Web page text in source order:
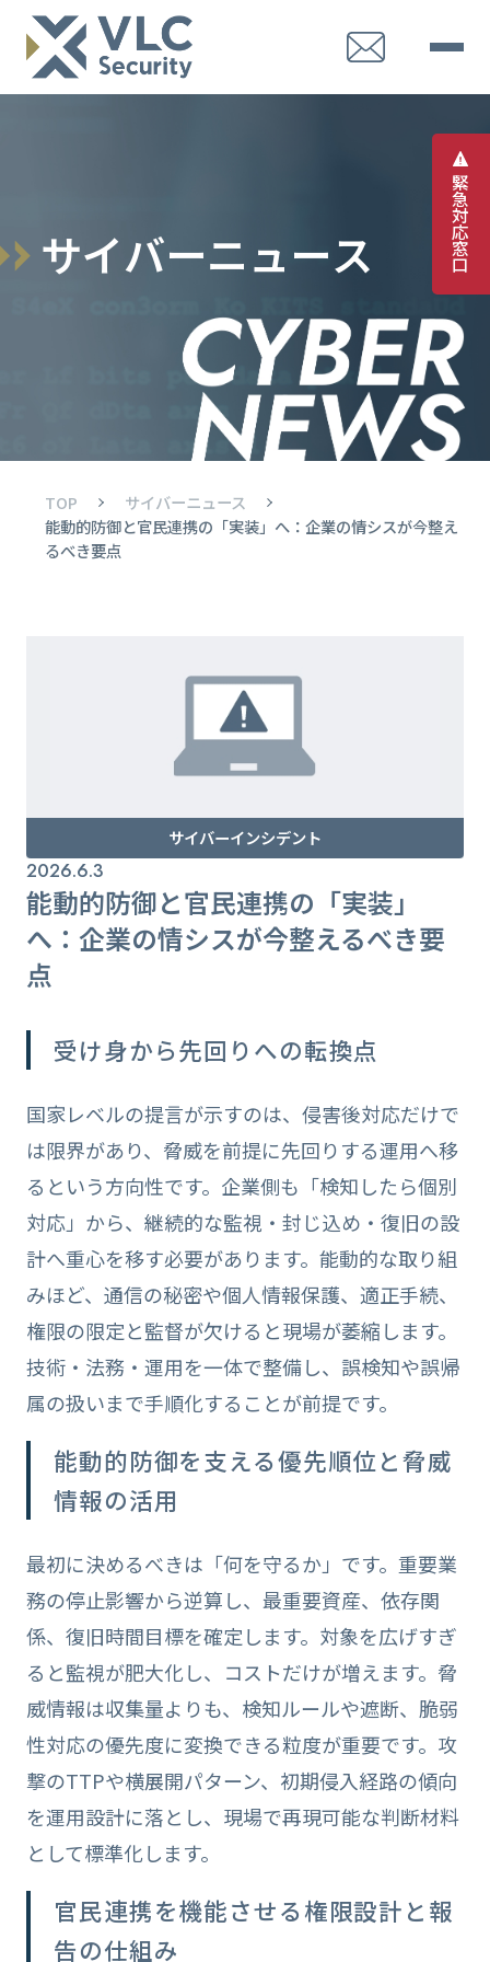
緊
急
対
応
窓
口
サイバーニュース
TOP
サイバーニュース
能動的防御と官民連携の「実装」へ：企業の情シスが今整え
るべき要点
サイバーインシデント
2026.6.3
能動的防御と官民連携の「実装」
へ：企業の情シスが今整えるべき要
点
受け身から先回りへの転換点
国家レベルの提言が示すのは、侵害後対応だけで
は限界があり、脅威を前提に先回りする運用へ移
るという方向性です。企業側も「検知したら個別
対応」から、継続的な監視・封じ込め・復旧の設
計へ重心を移す必要があります。能動的な取り組
みほど、通信の秘密や個人情報保護、適正手続、
権限の限定と監督が欠けると現場が萎縮します。
技術・法務・運用を一体で整備し、誤検知や誤帰
属の扱いまで手順化することが前提です。
能動的防御を支える優先順位と脅威
情報の活用
最初に決めるべきは「何を守るか」です。重要業
務の停止影響から逆算し、最重要資産、依存関
係、復旧時間目標を確定します。対象を広げすぎ
ると監視が肥大化し、コストだけが増えます。脅
威情報は収集量よりも、検知ルールや遮断、脆弱
性対応の優先度に変換できる粒度が重要です。攻
撃のTTPや横展開パターン、初期侵入経路の傾向
を運用設計に落とし、現場で再現可能な判断材料
として標準化します。
官民連携を機能させる権限設計と報
告の仕組み